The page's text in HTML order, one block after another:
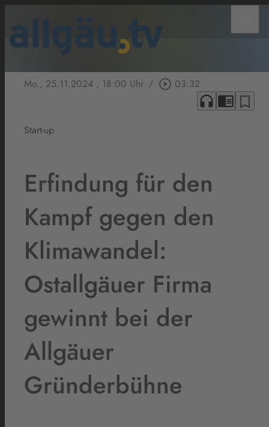
Mo., 25.11.2024 , 18:00 Uhr / play_circle_outline 03:32
headphones chrome_reader_mode bookmark_border
Start-up
Erfindung für den
Kampf gegen den
Klimawandel:
Ostallgäuer Firma
gewinnt bei der
Allgäuer
Gründerbühne